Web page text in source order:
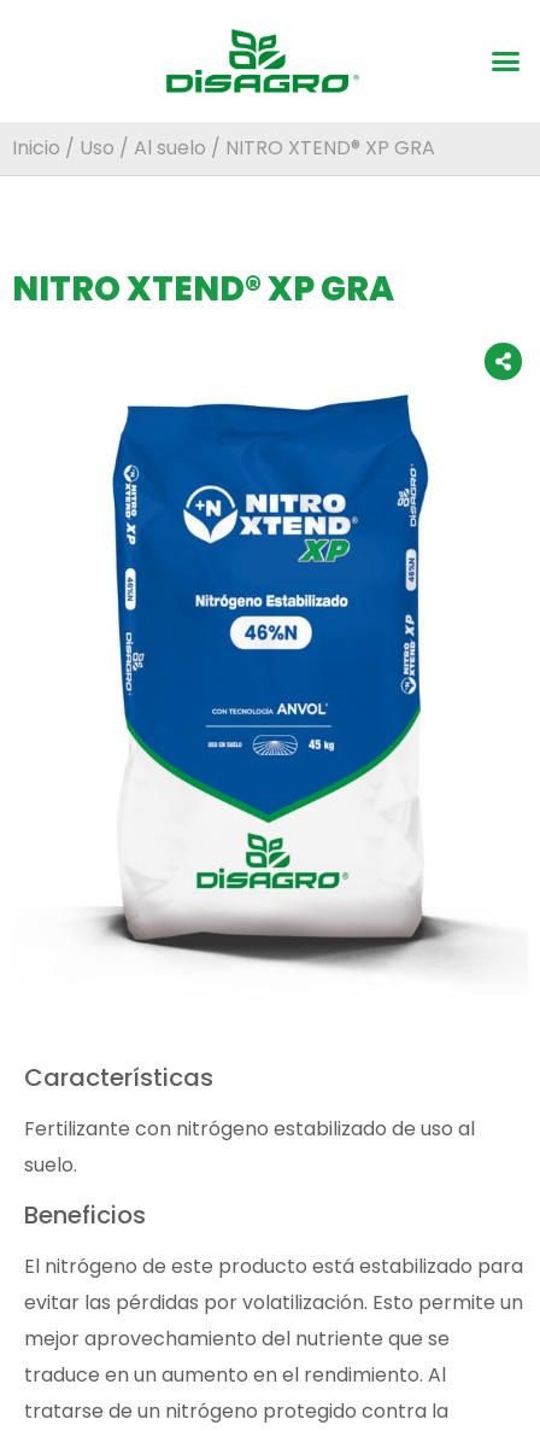
Inicio / Uso / Al suelo / NITRO XTEND® XP GRA
NITRO XTEND® XP GRA
Características
Fertilizante con nitrógeno estabilizado de uso al
suelo.
Beneficios
El nitrógeno de este producto está estabilizado para
evitar las pérdidas por volatilización. Esto permite un
mejor aprovechamiento del nutriente que se
traduce en un aumento en el rendimiento. Al
tratarse de un nitrógeno protegido contra la